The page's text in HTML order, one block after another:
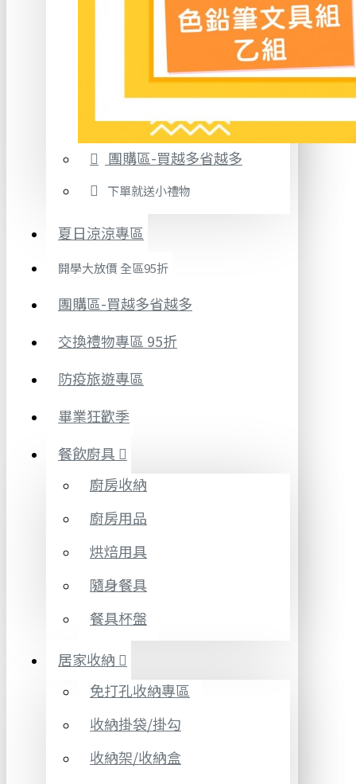
團購區-買越多省越多
下單就送小禮物
夏日涼涼專區
開學大放價 全區95折
團購區-買越多省越多
交換禮物專區 95折
防疫旅遊專區
畢業狂歡季
餐飲廚具
廚房收納
廚房用品
烘焙用具
隨身餐具
餐具杯盤
居家收納
免打孔收納專區
收納掛袋/掛勾
收納架/收納盒